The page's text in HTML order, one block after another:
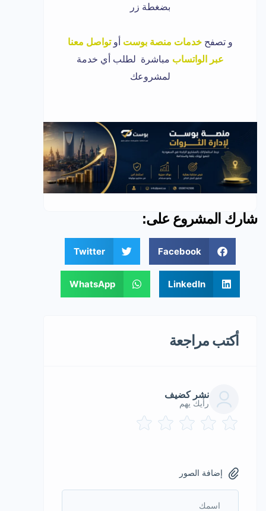
بضغطة زر
و تصفح خدمات منصة بوست أو تواصل معنا
عبر الواتساب مباشرة لطلب أي خدمة
لمشروعك
شارك المشروع على:
Facebook
Twitter
LinkedIn
WhatsApp
أكتب مراجعة
نشر كضيف
رأيك يهم
إضافة الصور